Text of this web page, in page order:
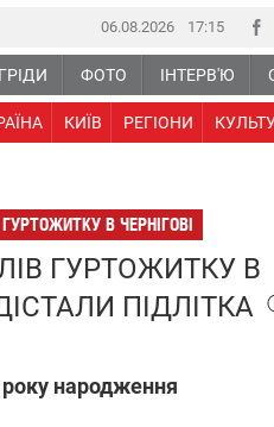
06.08.2026 17 15
ФОТО ІНТЕРВ'Ю
КИЇВ РЕГІОНИ
В ЧЕРНІГОВІ
ГУРТОЖИТКУ В
ПІДЛІТКА
народження